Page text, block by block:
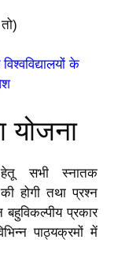
के
योजना
सभी स्नातक
होगी तथा प्रश्न
प्रकार
पाठ्यक्रमों में